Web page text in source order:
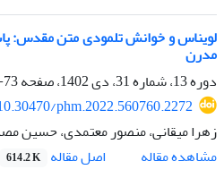
لویناس و خوانش تلمودی متن مقدس:
مدرن
دوره 13، شماره 31، دی 1402، صفحه
73-99
phm.2022.560760.2272
زهرا میقانی، منصور معتمدی، حسین
مشاهده مقاله
اصل مقاله 614.2 K